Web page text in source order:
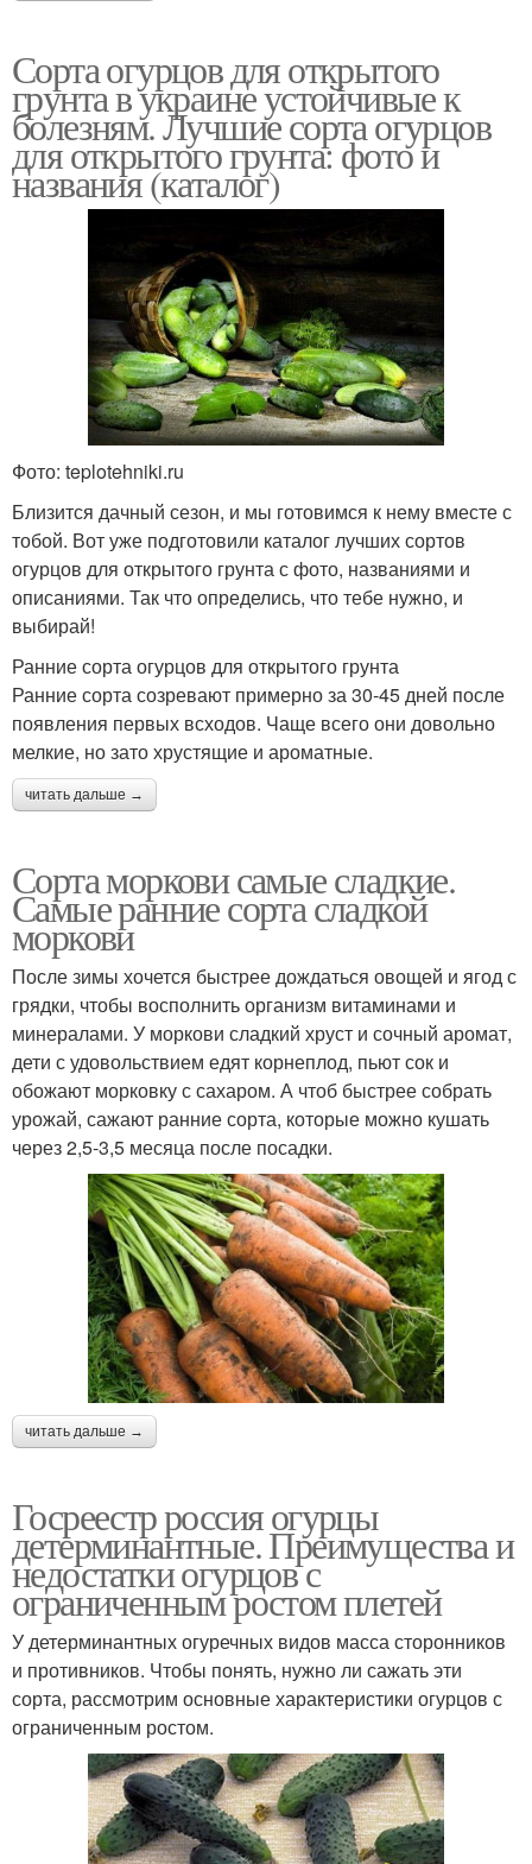
Сорта огурцов для открытого
грунта в украине устойчивые к
болезням. Лучшие сорта огурцов
для открытого грунта: фото и
названия (каталог)
Фото: teplotehniki.ru
Близится дачный сезон, и мы готовимся к нему вместе с
тобой. Вот уже подготовили каталог лучших сортов
огурцов для открытого грунта с фото, названиями и
описаниями. Так что определись, что тебе нужно, и
выбирай!
Ранние сорта огурцов для открытого грунта
Ранние сорта созревают примерно за 30-45 дней после
появления первых всходов. Чаще всего они довольно
мелкие, но зато хрустящие и ароматные.
читать дальше →
Сорта моркови самые сладкие.
Самые ранние сорта сладкой
моркови
После зимы хочется быстрее дождаться овощей и ягод с
грядки, чтобы восполнить организм витаминами и
минералами. У моркови сладкий хруст и сочный аромат,
дети с удовольствием едят корнеплод, пьют сок и
обожают морковку с сахаром. А чтоб быстрее собрать
урожай, сажают ранние сорта, которые можно кушать
через 2,5-3,5 месяца после посадки.
читать дальше →
Госреестр россия огурцы
детерминантные. Преимущества и
недостатки огурцов с
ограниченным ростом плетей
У детерминантных огуречных видов масса сторонников
и противников. Чтобы понять, нужно ли сажать эти
сорта, рассмотрим основные характеристики огурцов с
ограниченным ростом.